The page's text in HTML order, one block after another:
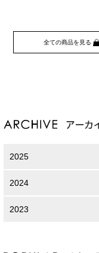
全ての商品を見る
2025
2024
2023